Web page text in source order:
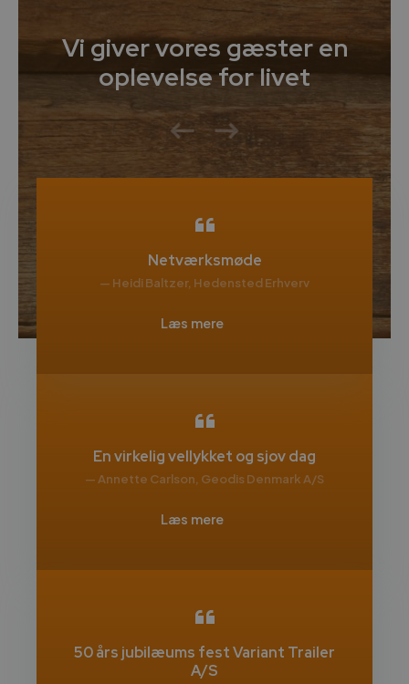
Vi giver vores gæster en
oplevelse for livet
Netværksmøde
— Heidi Baltzer, Hedensted Erhverv
Læs mere
En virkelig vellykket og sjov dag
— Annette Carlson, Geodis Denmark A/S
Læs mere
50 års jubilæums fest Variant Trailer
A/S